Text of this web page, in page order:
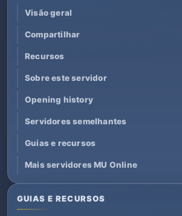
Visão geral
Compartilhar
Recursos
Sobre este servidor
Opening history
Servidores semelhantes
Guias e recursos
Mais servidores MU Online
GUIAS E RECURSOS